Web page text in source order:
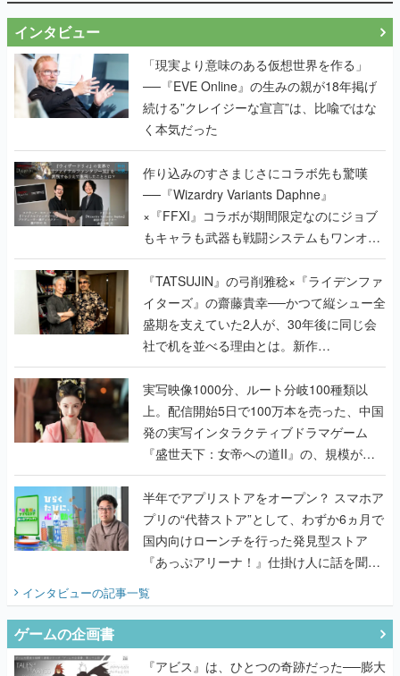
──『EVE Online』の生みの親が18年掲げ
く本気だった
作り込みのすさまじさにコラボ先も驚嘆
──『Wizardry Variants Daphne』
×『FFXI』コラボが期間限定なのにジョブ
もキャラも武器も戦闘システムもワンオフ
で作り込まれた理由を両ディレクターに聞
く
『TATSUJIN』の弓削雅稔×『ライデンファ
イターズ』の齋藤貴幸──かつて縦シュー全
盛期を支えていた2人が、30年後に同じ会
社で机を並べる理由とは。新作
『TATSUJIN EXTREME』で初タッグを組
んだレジェンド2人に訊く開発秘話
実写映像1000分、ルート分岐100種類以
上。配信開始5日で100万本を売った、中国
発の実写インタラクティブドラマゲーム
『盛世天下：女帝への道II』の、規模が違
うこだわりをプロデューサーに聞いた
半年でアプリストアをオープン？ スマホア
プリの“代替ストア”として、わずか6ヵ月で
国内向けローンチを行った発見型ストア
『あっぷアリーナ！』仕掛け人に話を聞い
てみた
インタビューの記事一覧
『アビス』は、ひとつの奇跡だった──膨大
な開発資料とともに『テイルズ オブ ジ ア
るRPG」が生まれた理由【ゲームの企画